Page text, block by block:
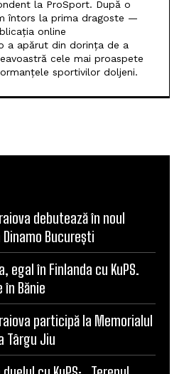
în anul 1998. Primele
în săptămânalul
aceeași perioadă, am
Ora și am fost, pentru o
la ProSport. După o
online
debutează în noul
București
egal în Finlanda cu KuPS.
în Bănie